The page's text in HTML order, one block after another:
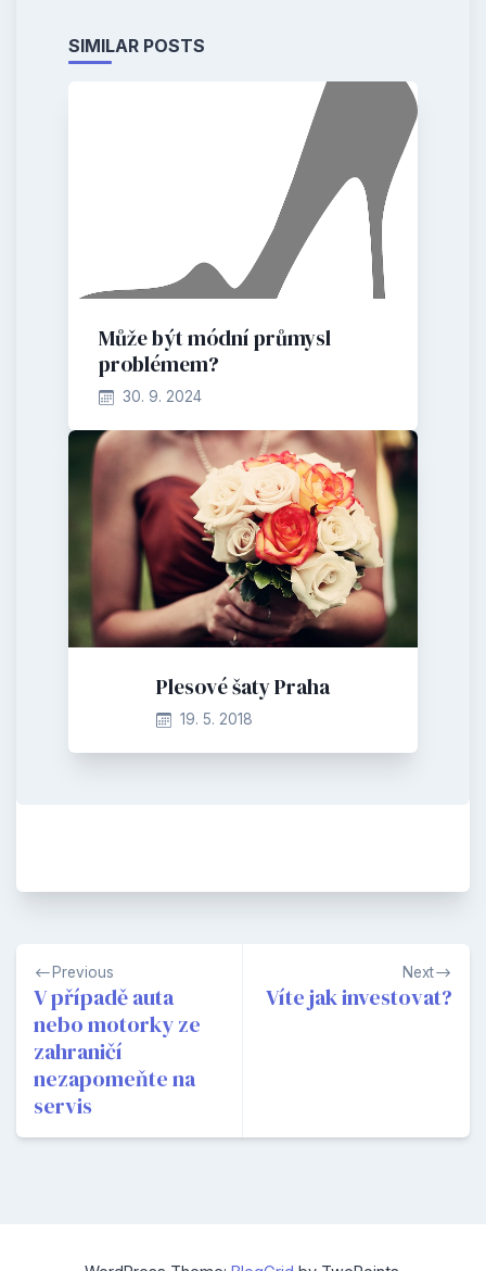
SIMILAR POSTS
Může být módní průmysl
problémem?
30. 9. 2024
Plesové šaty Praha
19. 5. 2018
Navigace
pro
příspěvek
Previous
V případě auta
nebo motorky ze
zahraničí
nezapomeňte na
servis
Next
Víte jak investovat?